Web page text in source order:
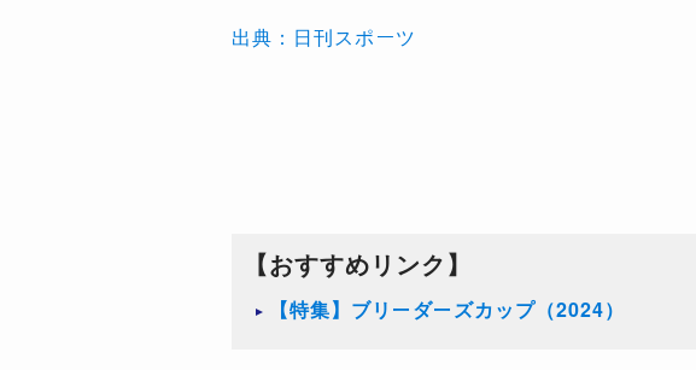
出典：日刊スポーツ
【おすすめリンク】
【特集】ブリーダーズカップ（2024）